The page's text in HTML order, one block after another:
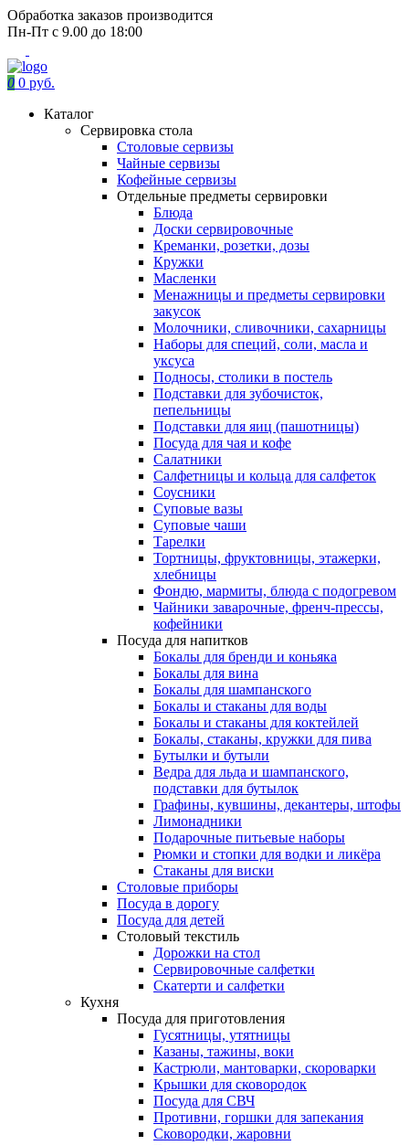
Обработка заказов производится
Пн-Пт с 9.00 до 18:00
0 0 руб.
Каталог
Сервировка стола
Столовые сервизы
Чайные сервизы
Кофейные сервизы
Отдельные предметы сервировки
Блюда
Доски сервировочные
Креманки, розетки, дозы
Кружки
Масленки
Менажницы и предметы сервировки
закусок
Молочники, сливочники, сахарницы
Наборы для специй, соли, масла и
уксуса
Подносы, столики в постель
Подставки для зубочисток,
пепельницы
Подставки для яиц (пашотницы)
Посуда для чая и кофе
Салатники
Салфетницы и кольца для салфеток
Соусники
Суповые вазы
Суповые чаши
Тарелки
Тортницы, фруктовницы, этажерки,
хлебницы
Фондю, мармиты, блюда с подогревом
Чайники заварочные, френч-прессы,
кофейники
Посуда для напитков
Бокалы для бренди и коньяка
Бокалы для вина
Бокалы для шампанского
Бокалы и стаканы для воды
Бокалы и стаканы для коктейлей
Бокалы, стаканы, кружки для пива
Бутылки и бутыли
Ведра для льда и шампанского,
подставки для бутылок
Графины, кувшины, декантеры, штофы
Лимонадники
Подарочные питьевые наборы
Рюмки и стопки для водки и ликёра
Стаканы для виски
Столовые приборы
Посуда в дорогу
Посуда для детей
Столовый текстиль
Дорожки на стол
Сервировочные салфетки
Скатерти и салфетки
Кухня
Посуда для приготовления
Гусятницы, утятницы
Казаны, тажины, воки
Кастрюли, мантоварки, скороварки
Крышки для сковородок
Посуда для СВЧ
Противни, горшки для запекания
Сковородки, жаровни